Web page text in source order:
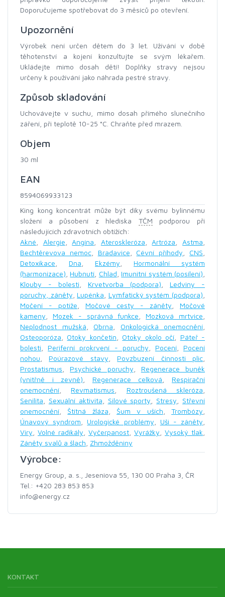
Doporučujeme spotřebovat do 3 měsíců po otevření.
Upozornění
Výrobek není určen dětem do 3 let. Užívání v době
těhotenství a kojení konzultujte se svým lékařem.
Ukládejte mimo dosah dětí! Doplňky stravy nejsou
určeny k používání jako náhrada pestré stravy.
Způsob skladování
Uchovávejte v suchu, mimo dosah přímého slunečního
záření, při teplotě 10-25 °C. Chraňte před mrazem.
Objem
30 ml
EAN
8594069933123
King kong koncentrát může být díky svému bylinnému
složení a působení z hlediska TČM podporou při
následujících zdravotních obtížích:
Akné
Alergie ,Angína Ateroskleróza ,Artróza ,Astma
Bechtěrevova nemoc, Bradavice Cévní příhody CNS
Detoxikace
Dna Ekzémy
Hormonální systém
(harmonizace) Hubnutí Chlad Imunitní systém (posílení)
Klouby - bolesti
Krvetvorba (podpora)
Ledviny -
poruchy, záněty Lupénka Lymfatický systém (podpora)
Močení - potíže
Močové cesty - záněty
Močové
kameny
Mozek - správná funkce Mozková mrtvice
Neplodnost mužská
Obrna Onkologická onemocnění
Osteoporóza
Otoky končetin Otoky okolo očí
Páteř -
bolesti
Periferní prokrvení - poruchy Pocení, Pocení
nohou
Poúrazové stavy Povzbuzení činnosti plic
Prostatismus
Psychické poruchy
Regenerace buněk
(vnitřně i zevně)
Regenerace celková
Respirační
onemocnění
Revmatismus Roztroušená skleróza
Senilita
Sexuální aktivita Silové sporty Stresy
Střevní
onemocnění
Štítná žláza Šum v uších ,Trombózy
Únavový syndrom
Urologické problémy Uši - záněty
Viry
Volné radikály Vyčerpanost Vyrážky Vysoký tlak
Záněty svalů a šlach Zhmožděniny
Výrobce:
Energy Group, a. s., Jeseniova 55, 130 00 Praha 3, ČR
Tel.: +420 283 853 853
info@energy.cz
KONTAKT